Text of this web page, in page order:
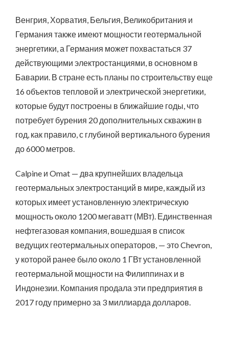
Венгрия, Хорватия, Бельгия, Великобритания и
Германия также имеют мощности геотермальной
энергетики, а Германия может похвастаться 37
действующими электростанциями, в основном в
Баварии. В стране есть планы по строительству еще
16 объектов тепловой и электрической энергетики,
которые будут построены в ближайшие годы, что
потребует бурения 20 дополнительных скважин в
год, как правило, с глубиной вертикального бурения
до 6000 метров.
Calpine и Omat — два крупнейших владельца
геотермальных электростанций в мире, каждый из
которых имеет установленную электрическую
мощность около 1200 мегаватт (МВт). Единственная
нефтегазовая компания, вошедшая в список
ведущих геотермальных операторов, — это Chevron,
у которой ранее было около 1 ГВт установленной
геотермальной мощности на Филиппинах и в
Индонезии. Компания продала эти предприятия в
2017 году примерно за 3 миллиарда долларов.